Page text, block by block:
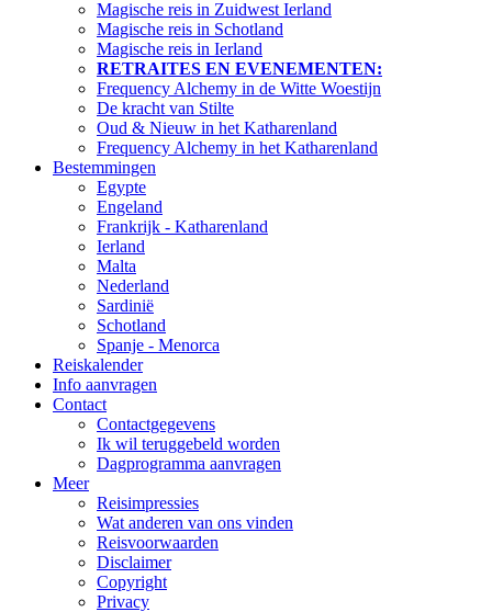
Magische reis in Zuidwest Ierland
Magische reis in Schotland
Magische reis in Ierland
RETRAITES EN EVENEMENTEN:
Frequency Alchemy in de Witte Woestijn
De kracht van Stilte
Oud & Nieuw in het Katharenland
Frequency Alchemy in het Katharenland
Bestemmingen
Egypte
Engeland
Frankrijk - Katharenland
Ierland
Malta
Nederland
Sardinië
Schotland
Spanje - Menorca
Reiskalender
Info aanvragen
Contact
Contactgegevens
Ik wil teruggebeld worden
Dagprogramma aanvragen
Meer
Reisimpressies
Wat anderen van ons vinden
Reisvoorwaarden
Disclaimer
Copyright
Privacy